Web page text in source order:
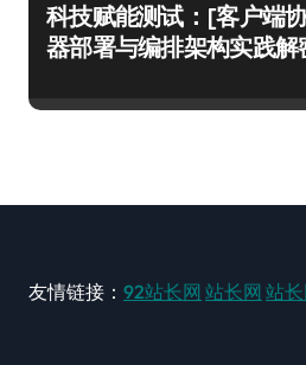
科技赋能测试：[客户端
器部署与编排架构实践解
友情链接： 92站长网 站长网 站